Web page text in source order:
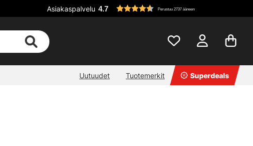
Asiakaspalvelu 4.7 Perustuu 2737 ääneen
Uutuudet Tuotemerkit Superdeals